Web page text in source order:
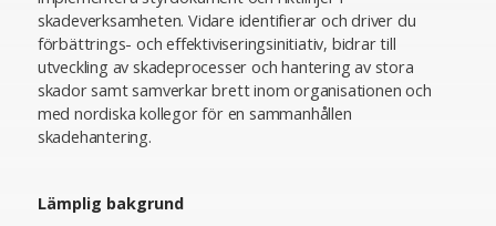
skadeverksamheten. Vidare identifierar och driver du
förbättrings- och effektiviseringsinitiativ, bidrar till
utveckling av skadeprocesser och hantering av stora
skador samt samverkar brett inom organisationen och
med nordiska kollegor för en sammanhållen
skadehantering.
Lämplig bakgrund